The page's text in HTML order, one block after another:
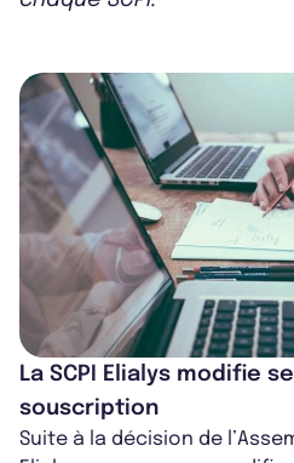
La SCPI Elialys modifie
souscription
Suite à la décision de